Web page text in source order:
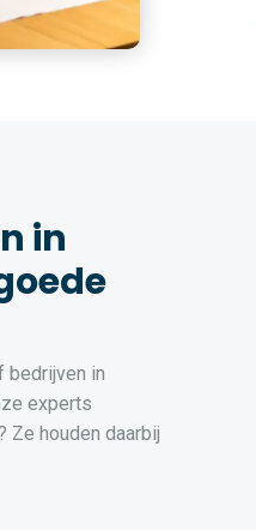
in
bedrijven in
experts
Ze houden daarbij